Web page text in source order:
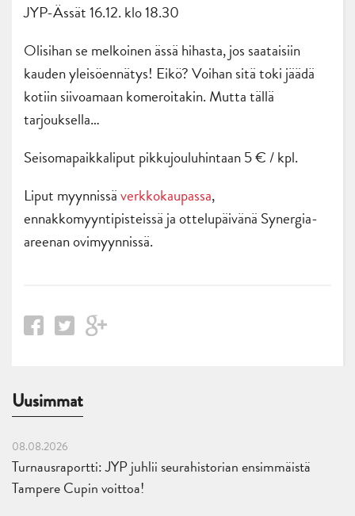
JYP-Ässät 16.12. klo 18.30
Olisihan se melkoinen ässä hihasta, jos saataisiin
kauden yleisöennätys! Eikö? Voihan sitä toki jäädä
kotiin siivoamaan komeroitakin. Mutta tällä
tarjouksella…
Seisomapaikkaliput pikkujouluhintaan 5 € / kpl.
Liput myynnissäverkkokaupassa,
ennakkomyyntipisteissä ja ottelupäivänä Synergia-
areenan ovimyynnissä.
Uusimmat
08.08.2026
Turnausraportti: JYP juhlii seurahistorian ensimmäistä
Tampere Cupin voittoa!